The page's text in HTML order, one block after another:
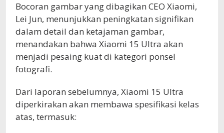
Bocoran gambar yang dibagikan CEO Xiaomi,
Lei Jun, menunjukkan peningkatan signifikan
dalam detail dan ketajaman gambar,
menandakan bahwa Xiaomi 15 Ultra akan
menjadi pesaing kuat di kategori ponsel
fotografi.
Dari laporan sebelumnya, Xiaomi 15 Ultra
diperkirakan akan membawa spesifikasi kelas
atas, termasuk: